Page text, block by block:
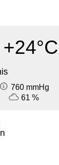
+24°C
760 mmHg
61 %